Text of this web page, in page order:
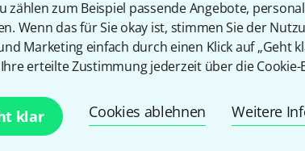
zählen zum Beispiel passende Angebote,
Wenn das für Sie okay ist, stimmen Sie der
Marketing einfach durch einen Klick auf „Geht
erteilte Zustimmung jederzeit über die Cookie-
klar Cookies ablehnen Weitere
Schott Boëllmann Suite
1
Léon Boëllmann: Suite
herausgegeben von